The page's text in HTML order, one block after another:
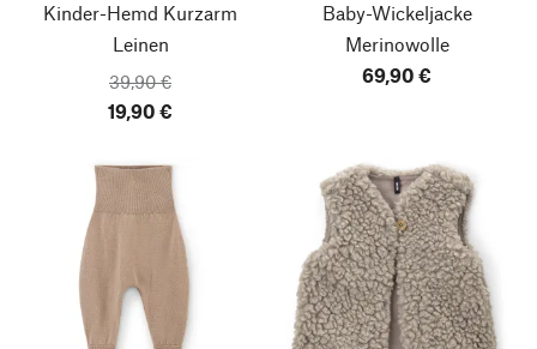
Kinder-Hemd Kurzarm
Leinen
39,90 €
19,90 €
Baby-Wickeljacke
Merinowolle
69,90 €